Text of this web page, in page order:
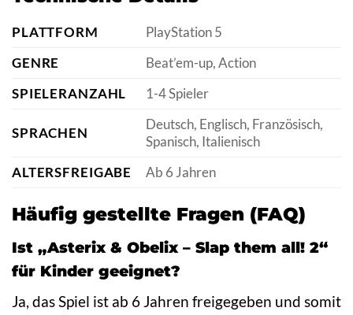
PLATTFORM
PlayStation 5
GENRE
Beat’em-up, Action
SPIELERANZAHL
1-4 Spieler
SPRACHEN
Deutsch, Englisch, Französisch,
Spanisch, Italienisch
ALTERSFREIGABE
Ab 6 Jahren
Häufig gestellte Fragen (FAQ)
Ist „Asterix & Obelix – Slap them all! 2“
für Kinder geeignet?
Ja, das Spiel ist ab 6 Jahren freigegeben und somit